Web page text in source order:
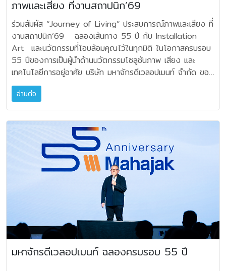
(Black/Orange) ราคาปกติ 119,000 ราคาโปรโมชัน
ราคาปกติ 29,900 ราคาโปรโมชัน 26,910 บาท JBL
4305P ราคาปกติ 95,900 ราคาโปรโมชัน 86,310 บาท
JBL 4329P ราคาปกติ 159,000 ราคาโปรโมชัน 143,100
บาท JBL 4349 ราคาปกติ 259,000 ราคาโปรโมชัน
233,100 บาท Integrated Amplifier Denon
PMA900HNE ราคาปกติ 35,900 ราคาโปรโมชัน 32,310
บาท JBL SA550 ราคาปกติ 72,900 ราคาโปรโมชัน
69,255 บาท JBL SA750 ราคาปกติ 79,900 ราคา
โปรโมชัน 75,905 บาท JBL TT350 ราคาปกติ 37,900
ราคาโปรโมชัน 34,110 บาท Turntable & Player: สัมผัส
เสียงแผ่นเสียงในแบบอนาล็อก Denon DP400
(Black/White) ราคาปกติ 19,900 ราคาโปรโมชัน 17,910
บาท Denon DP450USB (Black/White) ราคาปกติ
25,900 ราคาโปรโมชัน 23,310 บาท Denon DP3000NE
ราคาปกติ 75,900 ราคาโปรโมชัน 72,105 บาท Denon
DNP800NE ราคาปกติ 19,900 ราคาโปรโมชัน 17,910
บาท Denon DN-P2000NE ราคาปกติ 55,900 ราคา
โปรโมชัน 50,310 บาท Denon DCD50SP ราคาปกติ
17,900 ราคาโปรโมชัน 16,110 บาท Denon DCD1600NE
ราคาปกติ 55,900 ราคาโปรโมชัน 50,310 บาท Denon
มาพร้อมแบตเตอรี่ที่สามารถเปลี่ยนได้เหมาะสำหรับการซ้อมหรือ
เล่นร่วม กันเป็นกลุ่ม นอกจากนี้ยังมาพร้อมปุ่มควบคุมบนตัว
เครื่อง ทำให้ผู้ใช้สามารถปรับแต่งเสียงได้อย่างแม่นยำโดยไม่
ต้องพึ่งแอป เสียงจากผู้บริหาร "JBL BandBox ออกแบบมา
ด้วยเป้าหมายเดียว นั่นคือการตอบสนองทุกความต้องการของนัก
ดนตรีอย่างแท้จริง และผสานเข้ากับเทคโนโลยีที่ล้ำที่สุด และนี่คือ
ผลลัพธ์! JBL BandBox คือลำโพงตัวแรกในโลกที่มี Stem AI
Algorithm อันล้ำสมัยอยู่ภายในตัวเครื่อง เทคโนโลยีนี้สามารถ
แยกและตัดเสียงร้องหรือเครื่องดนตรีออกจากเพลงใดก็ได้ทันที
โดยไม่ต้องพึ่งอินเทอร์เน็ตหรือ Cloud เลย นี่คือการก้าว
กระโดดครั้งยิ่งใหญ่ที่ทำให้การซ้อม การพัฒนาฝีมือ และการแจ
มกับเพื่อนหรือเดี่ยวๆ ง่ายกว่าที่เคยคิดไว้" — เกรซ โก,
General Manager and Vice President, Consumer
Audio, Harman Asia Pacific ทั้ง JBL BandBox Solo
และ JBL BandBox Trio วางจำหน่ายแล้ววันนี้ที่ตัวแทนจำหน่าย
JBL Bandbox Trio ราคา 26,900 บาท ฟีเจอร์ของ JBL
BandBox Solo: ● Stem AI แยกเสียงร้องและเสียงเครื่อง
ดนตรีจากทุกแหล่งที่มาของเพลงแบบเรียลไทม์ ● คุณภาพเสียง
ระดับ JBL Sound ที่ทรงพลังด้วยกำลังขับ RMS 18 วัตต์และ
ด้วยโครงสร้างที่มีน้ำหนักเบาผสานกับดีไซน์เฉพาะตัว ทำให้
INZONE H6 Air เหมาะสำหรับการใช้งานต่อเนื่องยาวนาน
รองรับทุกเซสชันการเล่นเกมได้อย่างมั่นใจ โซนี่ได้ร่วมพัฒนา
ประสบการณ์เสียงร่วมกับทีมซาวด์ดีไซเนอร์จาก PlayStation
Studios ภายใต้ Sony Interactive Entertainment ผู้
สร้างสรรค์งานออกแบบเสียงสำหรับเกม PlayStation โดยได้
เพื่อรองรับเกมแนว RPG และ Adventure ให้สามารถถ่ายทอด
มิติของเสียงได้อย่างสมจริง เสมือนอยู่ในสตูดิโอบันทึกเสียงระดับ
มืออาชีพ พร้อมมอบประสบการณ์การเล่นเกมที่ช่วยให้ผู้ใช้งานอิน
ไปกับโลกของตัวละครได้มากยิ่งขึ้น ทั้งนี้ ผู้ใช้งานสามารถเข้าถึง
ฟีเจอร์ดังกล่าวผ่านการเชื่อมต่อกับ INZONE Hub ด้วย USB-
C Audio Box ซึ่งรองรับระบบเสียงรอบทิศทางเสมือนจริงแบบ
7.1 แชนแนล ควบคู่กับเทคโนโลยี 360 Spatial Sound for
Gaming เพื่อยกระดับประสบการณ์การเล่นเกมให้สมจริงและเหนือ
ไมโครโฟนแบบคาร์ดิออยด์ (Cardioid) ที่สามารถปรับระดับได้
ช่วยถ่ายทอดเสียงพูดได้อย่างชัดเจนและเป็นธรรมชาติ โดย
ไมโครโฟนแบบบูมถูกออกแบบให้โฟกัสเฉพาะเสียงของผู้ใช้งาน
และจัดวางในมุมที่เหมาะสมกับตำแหน่งปาก เพื่อลดเสียงรบกวน
จากด้านข้างได้อย่างมีประสิทธิภาพ อีกทั้งก้านไมโครโฟนยังมี
Epson Official Store ทั้งโค้ดส่วนลดและของสมนาคุณสุดคุ้ม
เฉพาะภายในงานนี้เท่านั้น นอกจากนี้ เอปสันยังนำเสนอแนวคิด
ด้านความยั่งยืนผ่าน Epson EcoWaste ที่นำขวดหมึกใช้แล้วก
ลับมารีไซเคิลเป็นชุดโต๊ะเก้าอี้เพื่อส่งต่อให้โรงเรียน ตอกย้ำความ
มุ่งมั่นในการลดขยะและใช้ทรัพยากรอย่างคุ้มค่า ควบคู่กับการนำ
เสนอเทคโนโลยี Heat-Free ในกลุ่มเครื่องพิมพ์ Epson
WorkForce และ EcoTank M-Series ที่ช่วยประหยัดพลังงาน
ภาพและเสียง ที่งานสถาปนิก’69
ร่วมสัมผัส “Journey of Living” ประสบการณ์ภาพและเสียง ที่
งานสถาปนิก’69 ฉลองเส้นทาง 55 ปี กับ Installation
Art และนวัตกรรมที่โอบล้อมคุณไว้ในทุกมิติ ในโอกาสครบรอบ
55 ปีของการเป็นผู้นำด้านนวัตกรรมโซลูชันภาพ เสียง และ
เทคโนโลยีการอยู่อาศัย บริษัท มหาจักรดีเวลอปเมนท์ จำกัด ขอ
เชิญทุกท่านร่วมสัมผัสแนวคิด “Journey of Living” ภายใน
งาน สถาปนิก’69 (Architect Expo 2026) ที่ตั้งใจนำเสนอ
ความเชี่ยวชาญด้านเทคโนโลยี ให้ผสานเข้ากับงานดีไซน์อย่าง
ลงตัว เพื่อส่งต่อแรงบันดาลใจใหม่ ๆ ให้กับสถาปนิก นัก
ออกแบบ และคนรักบ้าน ผ่านนวัตกรรมที่ตอบโจทย์การใช้ชีวิตยุค
(Experience the Journey) ไฮไลต์ที่ห้ามพลาดสำหรับปีนี้คือ
การจัดแสดง Installation Art ที่ถ่ายทอดเรื่องราวตลอด 5
ทศวรรษผ่าน “ปลายนิ้วสัมผัส 55 รูปแบบ” ระบบอินเทอร์แอคทีฟ
ที่เชื่อมต่อการรับรู้เข้ากับเทคโนโลยี “Immersive Sound” มอบ
ประสบการณ์เสียงรอบทิศทางที่จะโอบล้อมคุณไว้ทุกมิติ สะท้อนให้
เห็นถึง พลังของนวัตกรรมที่หลอมรวมเป็นส่วนหนึ่งของงาน
สถาปัตยกรรม และยกระดับ อารมณ์ความรู้สึกได้อย่าง สมบูรณ์
แบบ โซลูชันเพื่อการอยู่อาศัยและธุรกิจที่ครบวงจร (Total
Solutions) ภายในพื้นที่จัดแสดง เราได้คัดสรรเทคโนโลยีที่
อ่านต่อ
มหาจักรดีเวลอปเมนท์ ฉลองครบรอบ 55 ปี